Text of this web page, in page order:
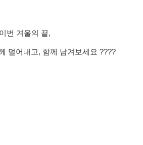
이번 겨울의 끝,
덜어내고, 함께 남겨보세요 ????